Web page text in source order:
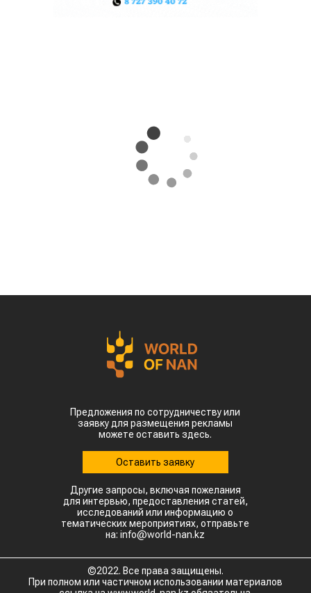
Предложения по сотрудничеству или
заявку для размещения рекламы
можете оставить здесь.
Оставить заявку
Другие запросы, включая пожелания
для интервью, предоставления статей,
исследований или информацию о
тематических мероприятиях, отправьте
на: info@world-nan.kz
©2022. Все права защищены.
При полном или частичном использовании материалов